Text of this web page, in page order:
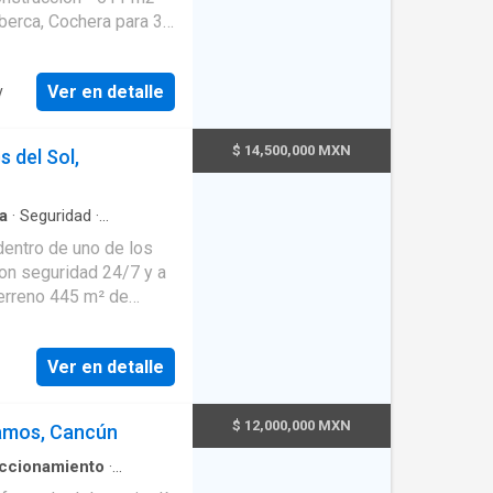
Ver en detalle
del Sol,
· Seguridad ·
·Bodega· Cuarto
con closet
de uno de los
seguridad 24/7 y a
independiente.
e iluminados
a otro jardín
baño completo Área
Ver en detalle
$ 14,500,000 MXN
Cancún
·
$ 12,000,000 MXN